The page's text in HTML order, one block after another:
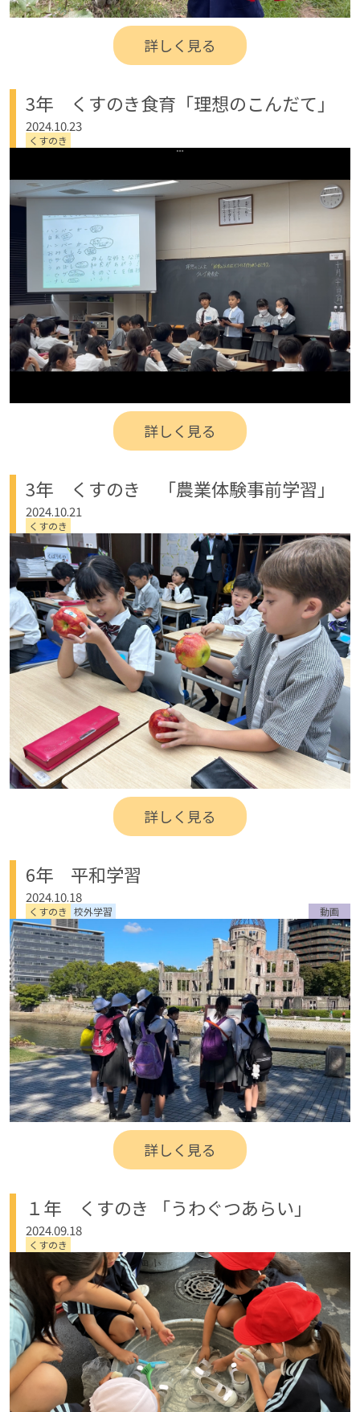
詳しく見る
3年 くすのき食育「理想のこんだて」
2024.10.23
くすのき
詳しく見る
3年 くすのき 「農業体験事前学習」
2024.10.21
くすのき
詳しく見る
6年 平和学習
2024.10.18
くすのき 校外学習 動画
詳しく見る
１年 くすのき 「うわぐつあらい」
2024.09.18
くすのき